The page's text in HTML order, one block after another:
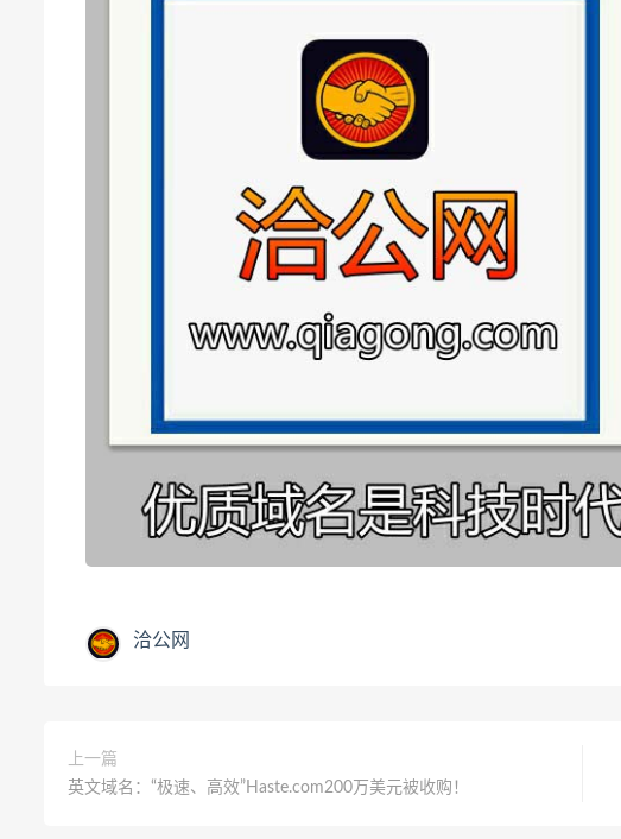
洽公网
上一篇
英文域名：“极速、高效”Haste.com200万美元被收购！